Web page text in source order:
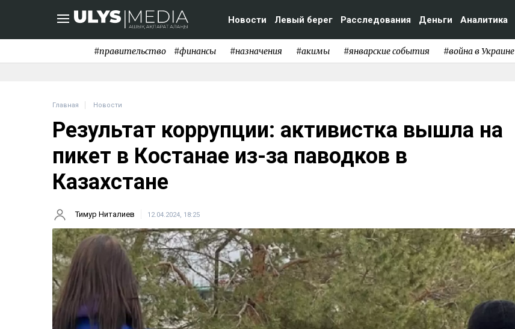
Новости Левый берег Расследования Деньги Аналитика
#правительство #финансы #назначения #акимы #январские события #война в Украине
Главная Новости
Результат коррупции: активистка вышла на
пикет в Костанае из-за паводков в
Казахстане
Тимур Ниталиев 12.04.2024, 18:25